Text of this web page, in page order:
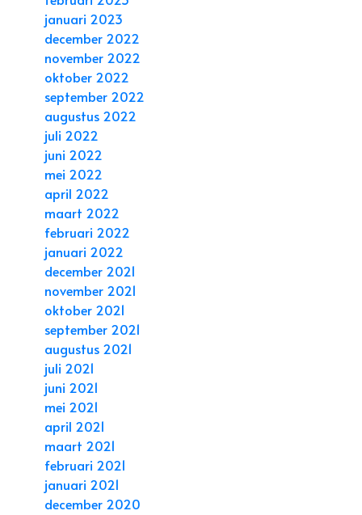
januari 2023
december 2022
november 2022
oktober 2022
september 2022
augustus 2022
juli 2022
juni 2022
mei 2022
april 2022
maart 2022
februari 2022
januari 2022
december 2021
november 2021
oktober 2021
september 2021
augustus 2021
juli 2021
juni 2021
mei 2021
april 2021
maart 2021
februari 2021
januari 2021
december 2020